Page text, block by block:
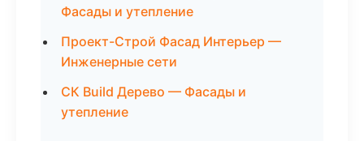
Фасады и утепление
Проект-Строй Фасад Интерьер —
Инженерные сети
СК Build Дерево — Фасады и
утепление